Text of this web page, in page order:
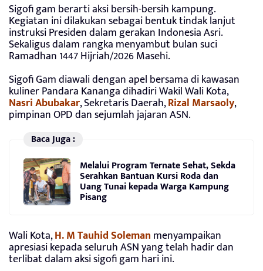
Sigofi gam berarti aksi bersih-bersih kampung.
Kegiatan ini dilakukan sebagai bentuk tindak lanjut
instruksi Presiden dalam gerakan Indonesia Asri.
Sekaligus dalam rangka menyambut bulan suci
Ramadhan 1447 Hijriah/2026 Masehi.
Sigofi Gam diawali dengan apel bersama di kawasan
kuliner Pandara Kananga dihadiri Wakil Wali Kota,
Nasri Abubakar, Sekretaris Daerah,Rizal Marsaoly,
pimpinan OPD dan sejumlah jajaran ASN.
Baca Juga :
Melalui Program Ternate Sehat, Sekda
Serahkan Bantuan Kursi Roda dan
Uang Tunai kepada Warga Kampung
Pisang
Wali Kota,H. M Tauhid Soleman menyampaikan
apresiasi kepada seluruh ASN yang telah hadir dan
terlibat dalam aksi sigofi gam hari ini.